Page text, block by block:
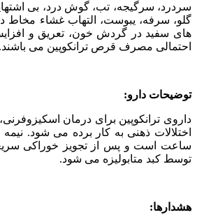
سردرد، سرگیجه، تب، گوش درد، بی
گلو، سرفه، یبوست، التهاب غشاء مخاط
های سفید در گردش خون، تعریق و
احتمالی مصرف قرص ترانکوپین می باشند.
توضیحات دارو:
داروی ترانکوپین برای درمان
ساعت است و پس از تجویز خوراکی
توسط کبد متابولیزه می شود.
هشدارها: